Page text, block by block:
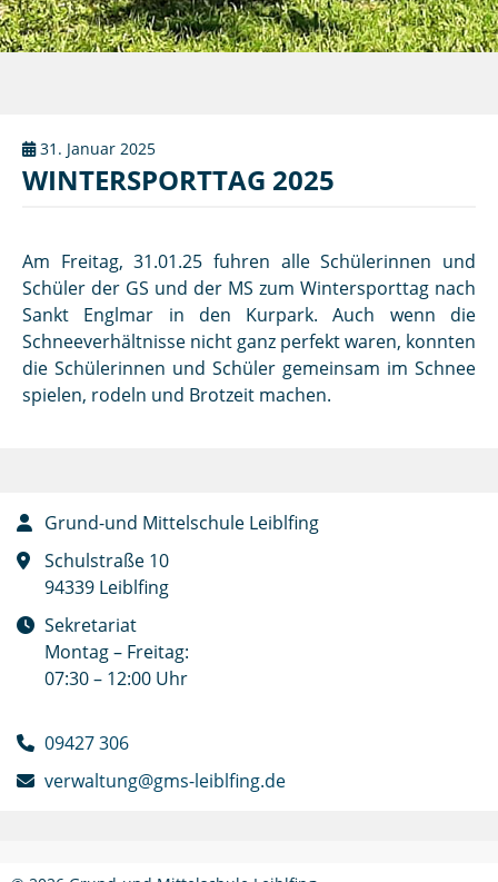
31. Januar 2025
WINTERSPORTTAG 2025
Am Freitag, 31.01.25 fuhren alle Schülerinnen und
Schüler der GS und der MS zum Wintersporttag nach
Sankt Englmar in den Kurpark. Auch wenn die
Schneeverhältnisse nicht ganz perfekt waren, konnten
die Schülerinnen und Schüler gemeinsam im Schnee
spielen, rodeln und Brotzeit machen.
Grund-und Mittelschule Leiblfing
Schulstraße 10
94339 Leiblfing
Sekretariat
Montag – Freitag:
07:30 – 12:00 Uhr
09427 306
verwaltung@gms-leiblfing.de